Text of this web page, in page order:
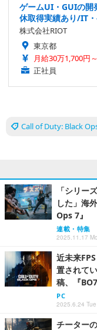
ゲームUI・GUIの開
休取得実績あり/IT
株式会社RIOT
東京都
月給30万1,700円
正社員
Call of Duty: Black
「シリー
した」海
Ops 7』
連載・特集
2025.11.17
近未来
置されて
稿、『
PC
2025.6.24
チーター